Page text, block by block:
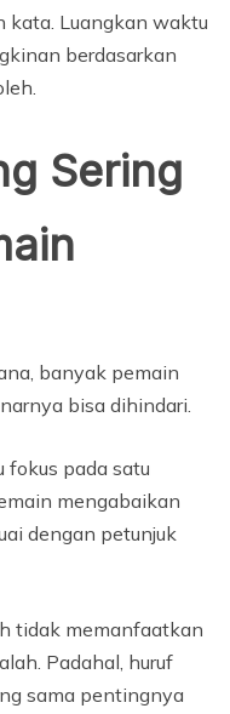
kata. Luangkan waktu
berdasarkan
Sering
banyak pemain
bisa dihindari.
fokus pada satu
mengabaikan
dengan petunjuk
tidak memanfaatkan
Padahal, huruf
sama pentingnya